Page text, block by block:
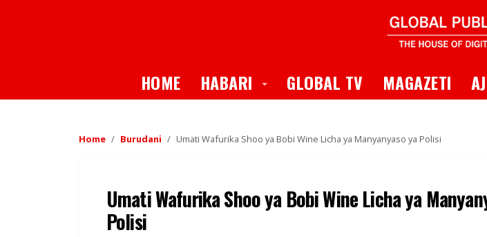
HOME HABARI Toggle Dropdown
GLOBAL TV MAGAZETI
Home Burudani Umati Wafurika Shoo ya Bobi Wine Licha ya Manyanyaso ya Polisi
Umati Wafurika Shoo ya Bobi Wine Licha ya
Polisi